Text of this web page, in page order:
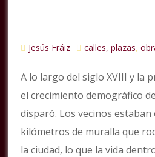
Jesús Fráiz calles, plazas,
A lo largo del siglo XVIII y la
el crecimiento demográfico
disparó. Los vecinos
kilómetros de muralla que
la ciudad, lo que la vida